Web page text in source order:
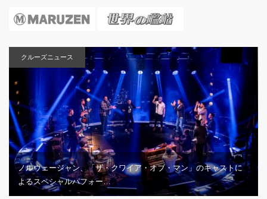
クルーズニュース
ノルウェージャン、「ザ・クワイア・オブ・マン」のキャストに
よるスペシャルパフォー…